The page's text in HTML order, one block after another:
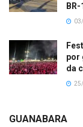
por
da
GUANABARA